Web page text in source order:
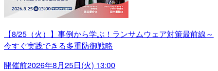
【8/25（火）】事例から学ぶ！ランサムウェア対策最前線～
今すぐ実践できる多重防御戦略
開催前2026年8月25日(火) 13:00